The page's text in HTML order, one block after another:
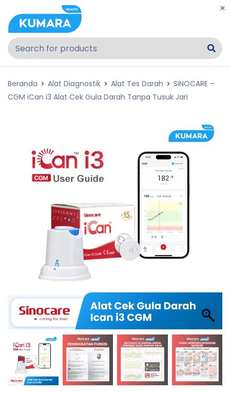
Beranda Alat Diagnostik Alat Tes Darah
SINOCARE –
CGM iCan i3 Alat Cek Gula Darah Tanpa Tusuk Jari